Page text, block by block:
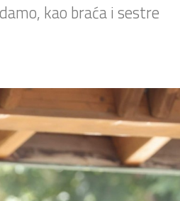
kao braća i sestre